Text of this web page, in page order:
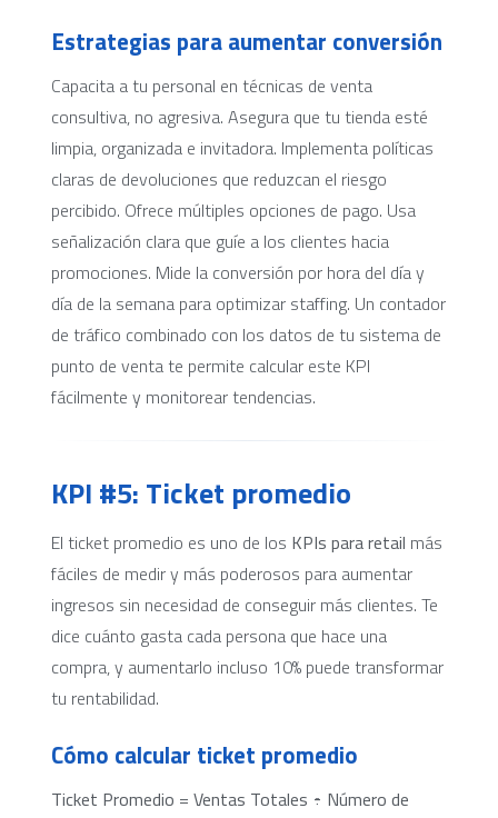
Estrategias para aumentar conversión
Capacita a tu personal en técnicas de venta
consultiva, no agresiva. Asegura que tu tienda esté
limpia, organizada e invitadora. Implementa políticas
claras de devoluciones que reduzcan el riesgo
percibido. Ofrece múltiples opciones de pago. Usa
señalización clara que guíe a los clientes hacia
promociones. Mide la conversión por hora del día y
día de la semana para optimizar staffing. Un contador
de tráfico combinado con los datos de tu sistema de
punto de venta te permite calcular este KPI
fácilmente y monitorear tendencias.
KPI #5: Ticket promedio
El ticket promedio es uno de los KPIs para retail más
fáciles de medir y más poderosos para aumentar
ingresos sin necesidad de conseguir más clientes. Te
dice cuánto gasta cada persona que hace una
compra, y aumentarlo incluso 10% puede transformar
tu rentabilidad.
Cómo calcular ticket promedio
Ticket Promedio = Ventas Totales ÷ Número de